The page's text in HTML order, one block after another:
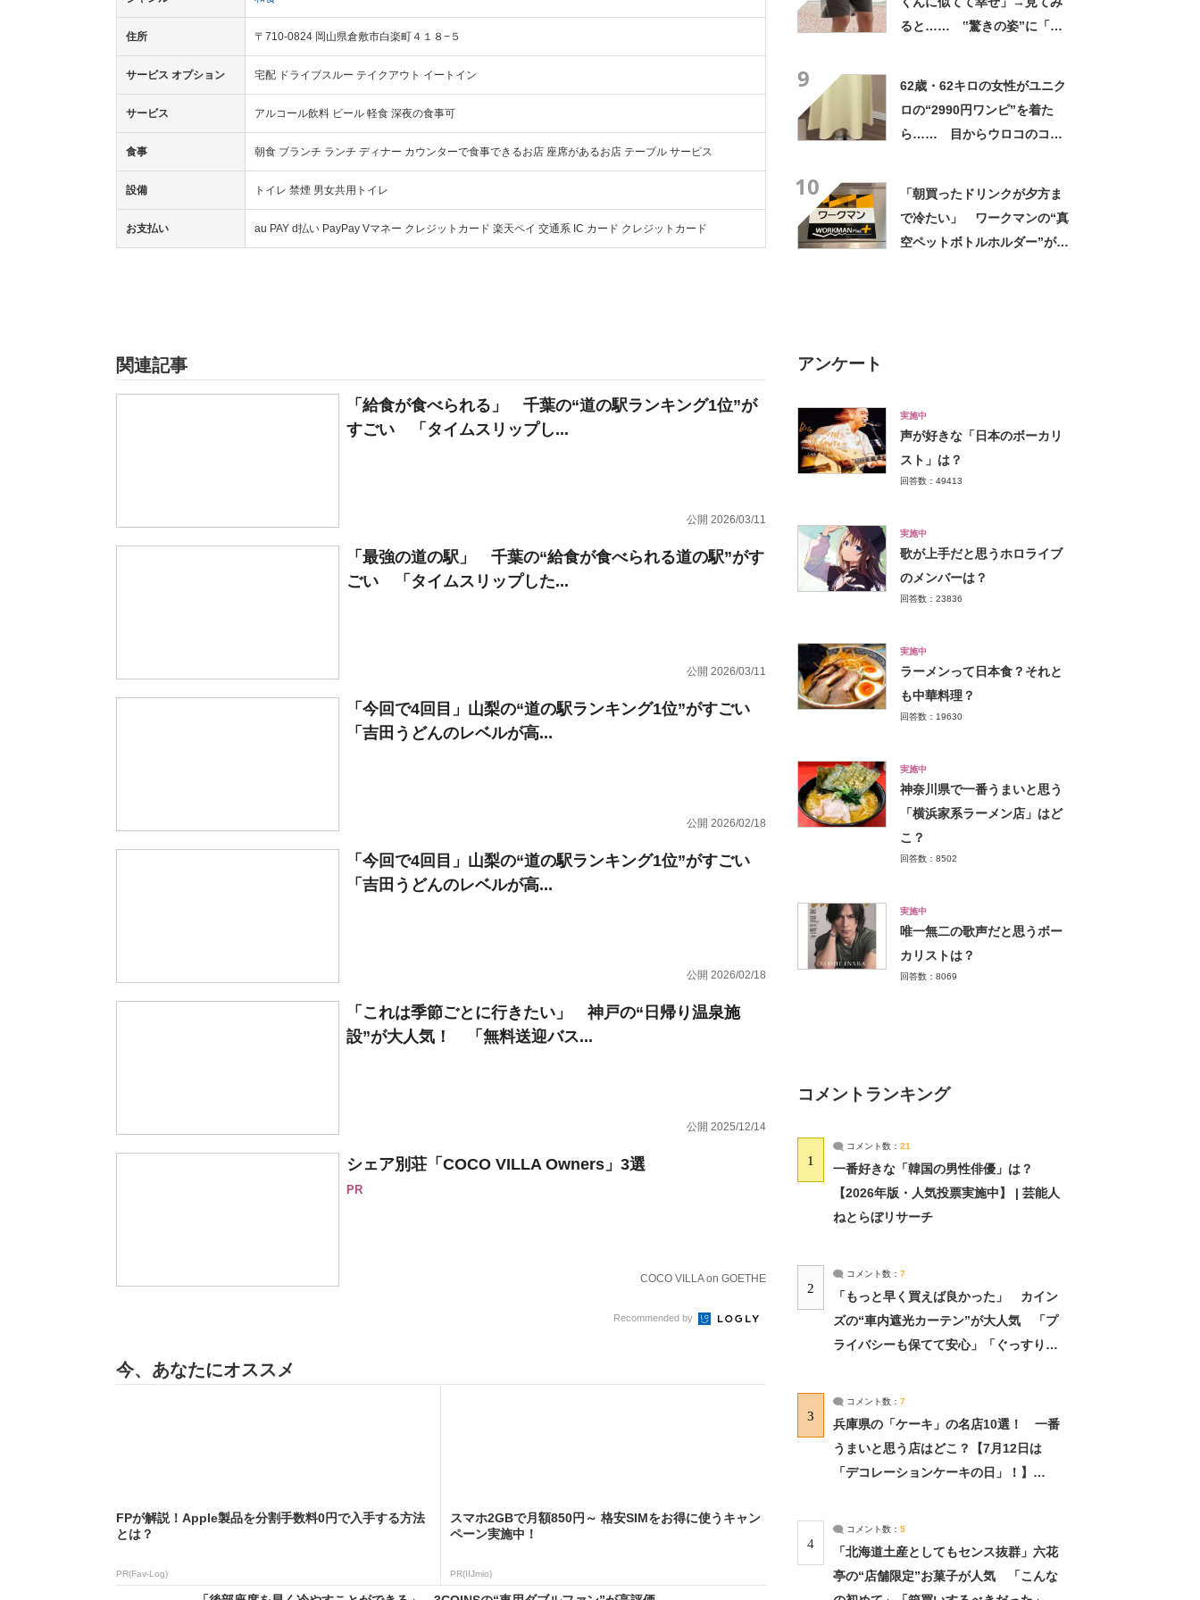
住所 〒710-0824 岡山県倉敷市白楽町４１８−５
サービス オプション 宅配 ドライブスルー テイクアウト イートイン
サービス アルコール飲料 ビール 軽食 深夜の食事可
食事 朝食 ブランチ ランチ ディナー カウンターで食事できるお店 座席があるお店 テーブル サービス
設備 トイレ 禁煙 男女共用トイレ
お支払い au PAY d払い PayPay Vマネー クレジットカード 楽天ペイ 交通系 IC カード クレジットカード
関連記事
「給食が食べられる」 千葉の“道の駅ランキング1位”が
すごい 「タイムスリップし...
公開 2026/03/11
「最強の道の駅」 千葉の“給食が食べられる道の駅”がす
ごい 「タイムスリップした...
公開 2026/03/11
「今回で4回目」山梨の“道の駅ランキング1位”がすごい
「吉田うどんのレベルが高...
公開 2026/02/18
「今回で4回目」山梨の“道の駅ランキング1位”がすごい
「吉田うどんのレベルが高...
公開 2026/02/18
「これは季節ごとに行きたい」 神戸の“日帰り温泉施
設”が大人気！ 「無料送迎バス...
公開 2025/12/14
シェア別荘「COCO VILLA Owners」3選
PR
COCO VILLA on GOETHE
Recommended by
今、あなたにオススメ
FPが解説！Apple製品を分割手数料0円で入手する方法
とは？
PR(Fav-Log)
スマホ2GBで月額850円～ 格安SIMをお得に使うキャン
ペーン実施中！
PR(IIJmio)
ると…… ‟驚きの姿”に「最
9
62歳・62キロの女性がユニク
ロの“2990円ワンピ”を着た
ら…… 目からウロコのコー
10
「朝買ったドリンクが夕方ま
で冷たい」 ワークマンの“真
空ペットボトルホルダー”が大
アンケート
実施中
声が好きな「日本のボーカリ
スト」は？
回答数：49413
実施中
歌が上手だと思うホロライブ
のメンバーは？
回答数：23836
実施中
ラーメンって日本食？それと
も中華料理？
回答数：19630
実施中
神奈川県で一番うまいと思う
「横浜家系ラーメン店」はど
こ？
回答数：8502
実施中
唯一無二の歌声だと思うボー
カリストは？
回答数：8069
コメントランキング
1
コメント数： 21
一番好きな「韓国の男性俳優」は？
【2026年版・人気投票実施中】 | 芸能人
ねとらぼリサーチ
2
コメント数： 7
「もっと早く買えば良かった」 カイン
ズの“車内遮光カーテン”が大人気 「プ
ライバシーも保てて安心」「ぐっすり眠
3
コメント数： 7
兵庫県の「ケーキ」の名店10選！ 一番
うまいと思う店はどこ？【7月12日は
「デコレーションケーキの日」！】
4
コメント数： 5
「北海道土産としてもセンス抜群」六花
亭の“店舗限定”お菓子が人気 「こんな